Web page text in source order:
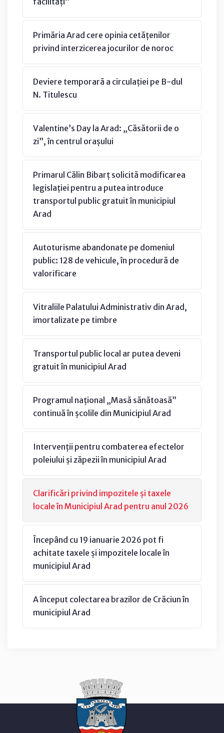
Primăria Arad cere opinia cetățenilor
privind interzicerea jocurilor de noroc
Deviere temporară a circulației pe B-dul
N. Titulescu
Valentine’s Day la Arad: „Căsătorii de o
zi”, în centrul orașului
Primarul Călin Bibarț solicită modificarea
legislației pentru a putea introduce
transportul public gratuit în municipiul
Arad
Autoturisme abandonate pe domeniul
public: 128 de vehicule, în procedură de
valorificare
Vitraliile Palatului Administrativ din Arad,
imortalizate pe timbre
Transportul public local ar putea deveni
gratuit în municipiul Arad
Programul național „Masă sănătoasă”
continuă în școlile din Municipiul Arad
Intervenții pentru combaterea efectelor
poleiului și zăpezii în municipiul Arad
Clarificări privind impozitele și taxele
locale în Municipiul Arad pentru anul 2026
Începând cu 19 ianuarie 2026 pot fi
achitate taxele și impozitele locale în
municipiul Arad
A început colectarea brazilor de Crăciun în
municipiul Arad